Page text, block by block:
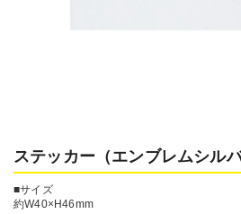
ステッカー（エンブレムシル
■サイズ
約W40×H46mm